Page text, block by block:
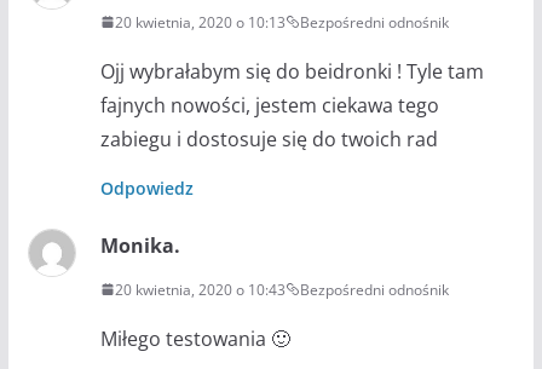
20 kwietnia, 2020 o 10:13 Bezpośredni odnośnik
Ojj wybrałabym się do beidronki ! Tyle tam
fajnych nowości, jestem ciekawa tego
zabiegu i dostosuje się do twoich rad
Odpowiedz
Monika.
20 kwietnia, 2020 o 10:43 Bezpośredni odnośnik
Miłego testowania 🙂